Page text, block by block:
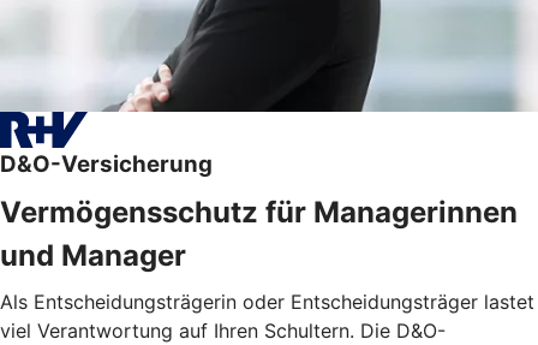
D&O-Versicherung
Vermögensschutz für Managerinnen
und Manager
Als Entscheidungsträgerin oder Entscheidungsträger lastet
viel Verantwortung auf Ihren Schultern. Die D&O-